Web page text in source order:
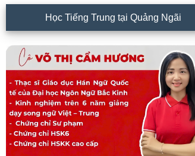
Học Tiếng Trung tại Quảng Ngãi